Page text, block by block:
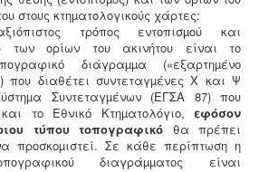
.Η υποβολή δηλώσεων στο
ένας τρόπος για να
είναι να υποβληθεί η
μέσω ίντερνετ.
στους κτηµατολογικούς χάρτες:
τρόπος εντοπισµού και
των ορίων του ακινήτου είναι το
διάγραµµα («εξαρτηµένο
που διαθέτει συντεταγµένες Χ και Ψ
Συντεταγµένων (ΕΓΣΑ 87) που
και το Εθνικό Κτηµατολόγιο, εφόσον
τύπου τοπογραφικό θα πρέπει
προσκοµιστεί. Σε κάθε περίπτωση η
διαγράµµατος είναι